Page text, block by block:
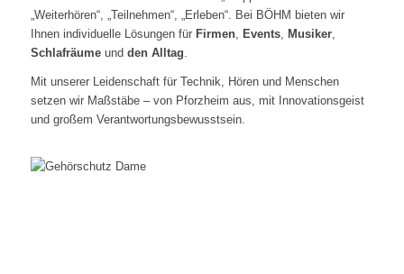
„Weiterhören“, „Teilnehmen“, „Erleben“. Bei BÖHM bieten wir
Ihnen individuelle Lösungen für Firmen, Events, Musiker,
Schlafräumeund den Alltag
Mit unserer Leidenschaft für Technik, Hören und Menschen
setzen wir Maßstäbe – von Pforzheim aus, mit Innovationsgeist
und großem Verantwortungsbewusstsein.